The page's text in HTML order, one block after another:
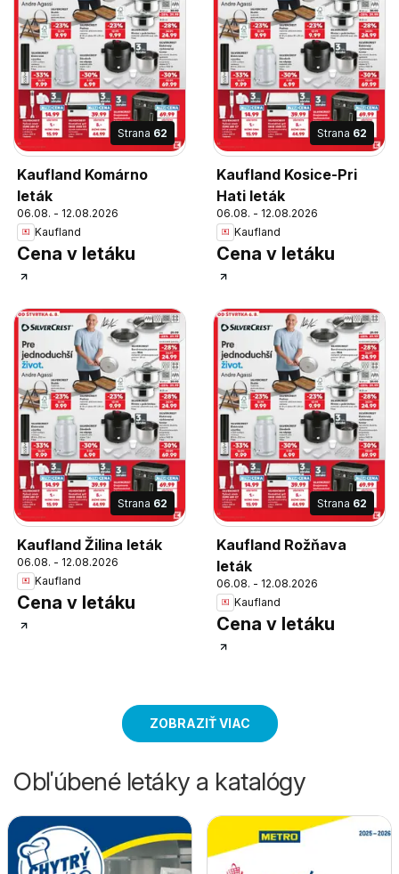
Strana 62
Kaufland Komárno
leták
06.08. - 12.08.2026
Kaufland
Cena v letáku
Strana 62
Kaufland Kosice-Pri
Hati leták
06.08. - 12.08.2026
Kaufland
Cena v letáku
Strana 62
Kaufland Žilina leták
06.08. - 12.08.2026
Kaufland
Cena v letáku
Strana 62
Kaufland Rožňava
leták
06.08. - 12.08.2026
Kaufland
Cena v letáku
ZOBRAZIŤ VIAC
Obľúbené letáky a katalógy